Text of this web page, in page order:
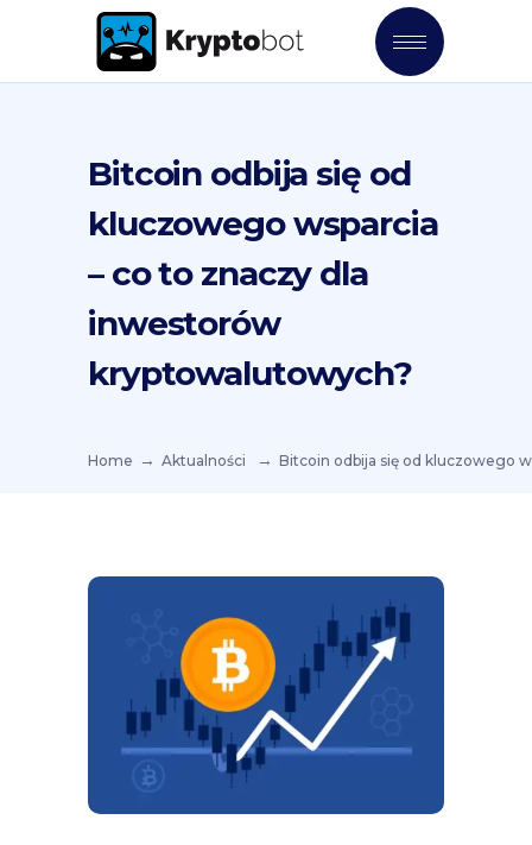
Bitcoin odbija się od
kluczowego wsparcia
– co to znaczy dla
inwestorów
kryptowalutowych?
Home Aktualności Bitcoin odbija się od kluczowego